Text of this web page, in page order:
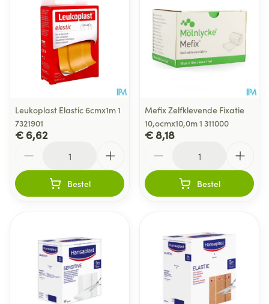
Leukoplast Elastic 6cmx1m 1
7321901
€ 6,62
Bestel
Mefix Zelfklevende Fixatie
10,ocmx10,0m 1 311000
€ 8,18
Bestel